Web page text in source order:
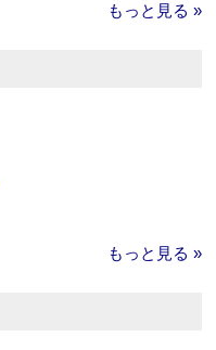
もっと見る »
もっと見る »